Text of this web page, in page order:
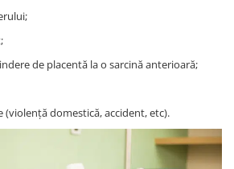
de placentă la o sarcină anterioară;
domestică, accident, etc).